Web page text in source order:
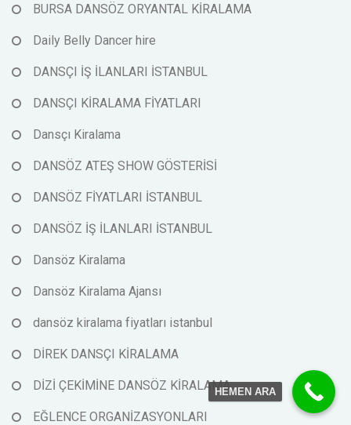
BURSA DANSÖZ ORYANTAL KİRALAMA
Daily Belly Dancer hire
DANSÇI İŞ İLANLARI İSTANBUL
DANSÇI KİRALAMA FİYATLARI
Dansçı Kiralama
DANSÖZ ATEŞ SHOW GÖSTERİSİ
DANSÖZ FİYATLARI İSTANBUL
DANSÖZ İŞ İLANLARI İSTANBUL
Dansöz Kiralama
Dansöz Kiralama Ajansı
dansöz kiralama fiyatları istanbul
DİREK DANSÇI KİRALAMA
DİZİ ÇEKİMİNE DANSÖZ KİRALAMA
EĞLENCE ORGANİZASYONLARI
HEMEN ARA